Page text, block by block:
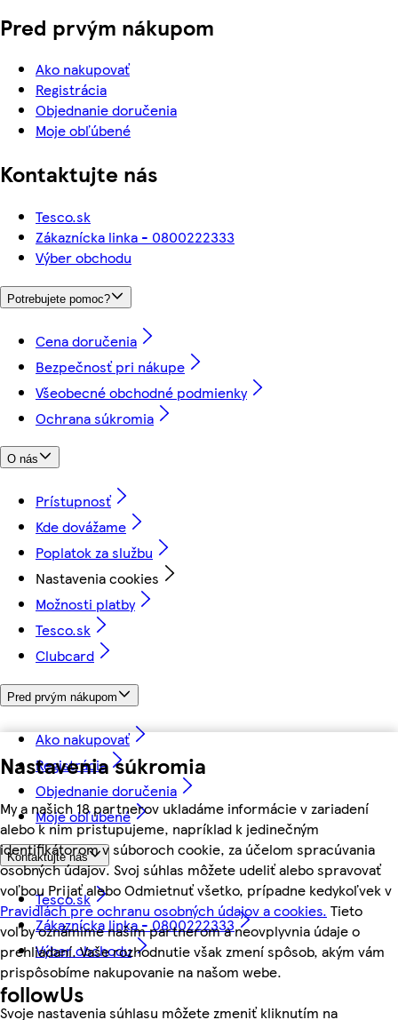
Nastavenia súkromia
My a našich 18 partnerov ukladáme informácie v zariadení
alebo k nim pristupujeme, napríklad k jedinečným
identifikátorom v súboroch cookie, za účelom spracúvania
osobných údajov. Svoj súhlas môžete udeliť alebo spravovať
voľbou Prijať alebo Odmietnuť všetko, prípadne kedykoľvek v
Pravidlách pre ochranu osobných údajov a cookies. Tieto
voľby oznámime našim partnerom a neovplyvnia údaje o
prehliadaní. Vaše rozhodnutie však zmení spôsob, akým vám
prispôsobíme nakupovanie na našom webe.
Svoje nastavenia súhlasu môžete zmeniť kliknutím na
Pred prvým nákupom
Ako nakupovať
Registrácia
Objednanie doručenia
Moje obľúbené
Kontaktujte nás
Tesco.sk
Zákaznícka linka - 0800222333
Výber obchodu
Potrebujete pomoc?
Cena doručenia
Bezpečnosť pri nákupe
Všeobecné obchodné podmienky
Ochrana súkromia
O nás
Prístupnosť
Kde dovážame
Poplatok za službu
Nastavenia cookies
Možnosti platby
Tesco.sk
Clubcard
Pred prvým nákupom
Ako nakupovať
Registrácia
Objednanie doručenia
Moje obľúbené
Kontaktujte nás
Tesco.sk
Zákaznícka linka - 0800222333
Výber obchodu
followUs